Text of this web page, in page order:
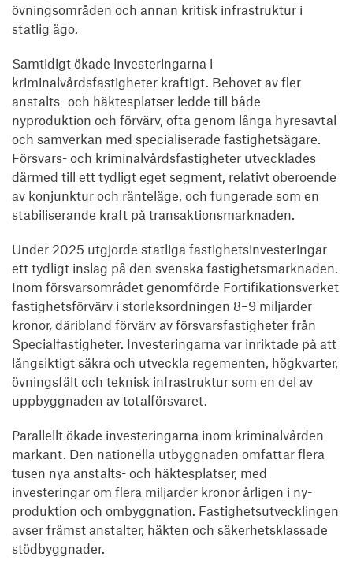
övningsområden och annan kritisk infrastruktur i
statlig ägo.
Samtidigt ökade investeringarna i
kriminalvårdsfastigheter kraftigt. Behovet av fler
anstalts- och häktesplatser ledde till både
nyproduktion och förvärv, ofta genom långa hyresavtal
och samverkan med specialiserade fastighetsägare.
Försvars- och kriminalvårdsfastigheter utvecklades
därmed till ett tydligt eget segment, relativt oberoende
av konjunktur och ränteläge, och fungerade som en
stabiliserande kraft på transaktionsmarknaden.
Under 2025 utgjorde statliga fastighetsinvesteringar
ett tydligt inslag på den svenska fastighetsmarknaden.
Inom försvarsområdet genomförde Fortifikationsverket
fastighetsförvärv i storleksordningen 8–9 miljarder
kronor, däribland förvärv av försvarsfastigheter från
Specialfastigheter. Investeringarna var inriktade på att
långsiktigt säkra och utveckla regementen, högkvarter,
övningsfält och teknisk infrastruktur som en del av
uppbyggnaden av totalförsvaret.
Parallellt ökade investeringarna inom kriminalvården
markant. Den nationella utbyggnaden omfattar flera
tusen nya anstalts- och häktesplatser, med
investeringar om flera miljarder kronor årligen i ny-
produktion och ombyggnation. Fastighetsutvecklingen
avser främst anstalter, häkten och säkerhetsklassade
stödbyggnader.